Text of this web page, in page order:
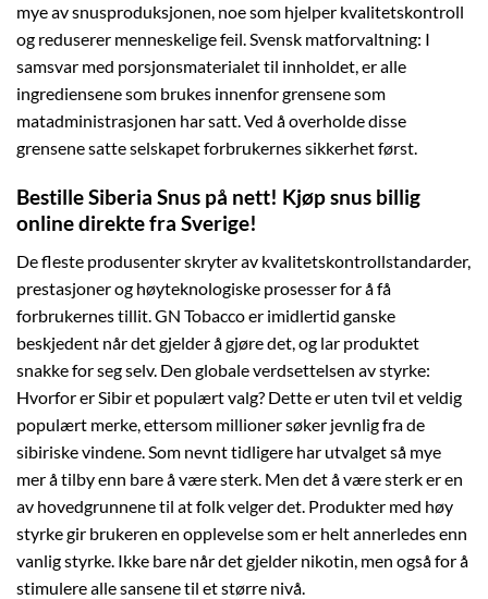
mye av snusproduksjonen, noe som hjelper kvalitetskontroll
og reduserer menneskelige feil. Svensk matforvaltning: I
samsvar med porsjonsmaterialet til innholdet, er alle
ingrediensene som brukes innenfor grensene som
matadministrasjonen har satt. Ved å overholde disse
grensene satte selskapet forbrukernes sikkerhet først.
Bestille Siberia Snus på nett! Kjøp snus billig
online direkte fra Sverige!
De fleste produsenter skryter av kvalitetskontrollstandarder,
prestasjoner og høyteknologiske prosesser for å få
forbrukernes tillit. GN Tobacco er imidlertid ganske
beskjedent når det gjelder å gjøre det, og lar produktet
snakke for seg selv. Den globale verdsettelsen av styrke:
Hvorfor er Sibir et populært valg? Dette er uten tvil et veldig
populært merke, ettersom millioner søker jevnlig fra de
sibiriske vindene. Som nevnt tidligere har utvalget så mye
mer å tilby enn bare å være sterk. Men det å være sterk er en
av hovedgrunnene til at folk velger det. Produkter med høy
styrke gir brukeren en opplevelse som er helt annerledes enn
vanlig styrke. Ikke bare når det gjelder nikotin, men også for å
stimulere alle sansene til et større nivå.